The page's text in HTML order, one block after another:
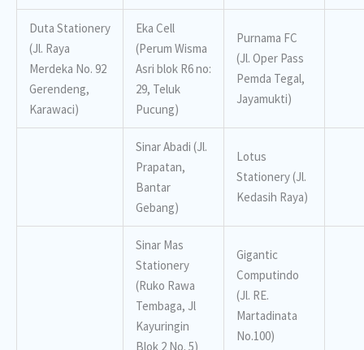
Duta Stationery
(Jl. Raya
Merdeka No. 92
Gerendeng,
Karawaci)
Eka Cell
(Perum Wisma
Asri blok R6 no:
29, Teluk
Pucung)
Purnama FC
(Jl. Oper Pass
Pemda Tegal,
Jayamukti)
Sinar Abadi (Jl.
Prapatan,
Bantar
Gebang)
Lotus
Stationery (Jl.
Kedasih Raya)
Sinar Mas
Stationery
(Ruko Rawa
Tembaga, Jl
Kayuringin
Blok 2 No. 5)
Gigantic
Computindo
(Jl. RE.
Martadinata
No.100)